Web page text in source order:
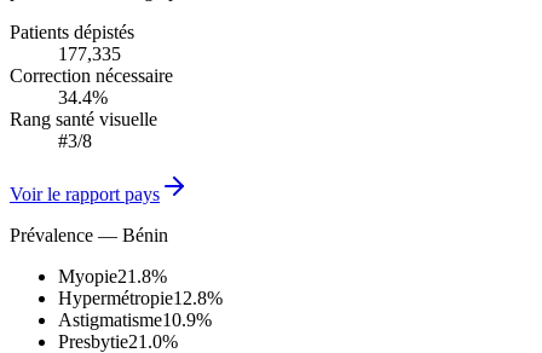
Patients dépistés
177,335
Correction nécessaire
34.4%
Rang santé visuelle
#3/8
Voir le rapport pays
Prévalence — Bénin
Myopie21.8%
Hypermétropie12.8%
Astigmatisme10.9%
Presbytie21.0%